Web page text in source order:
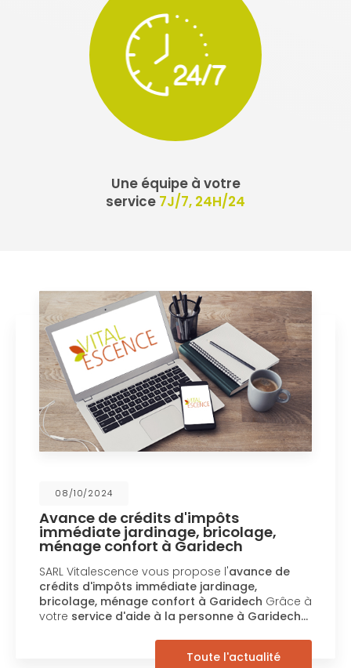
Une équipe à votre
service 7J/7, 24H/24
08/10/2024
Avance de crédits d'impôts
immédiate jardinage, bricolage,
ménage confort à Garidech
SARL Vitalescence vous propose l'avance de
crédits d'impôts immédiate jardinage,
bricolage, ménage confort à GaridechGrâce à
votreservice d'aide à la personne à Garidech…
Toute l'actualité